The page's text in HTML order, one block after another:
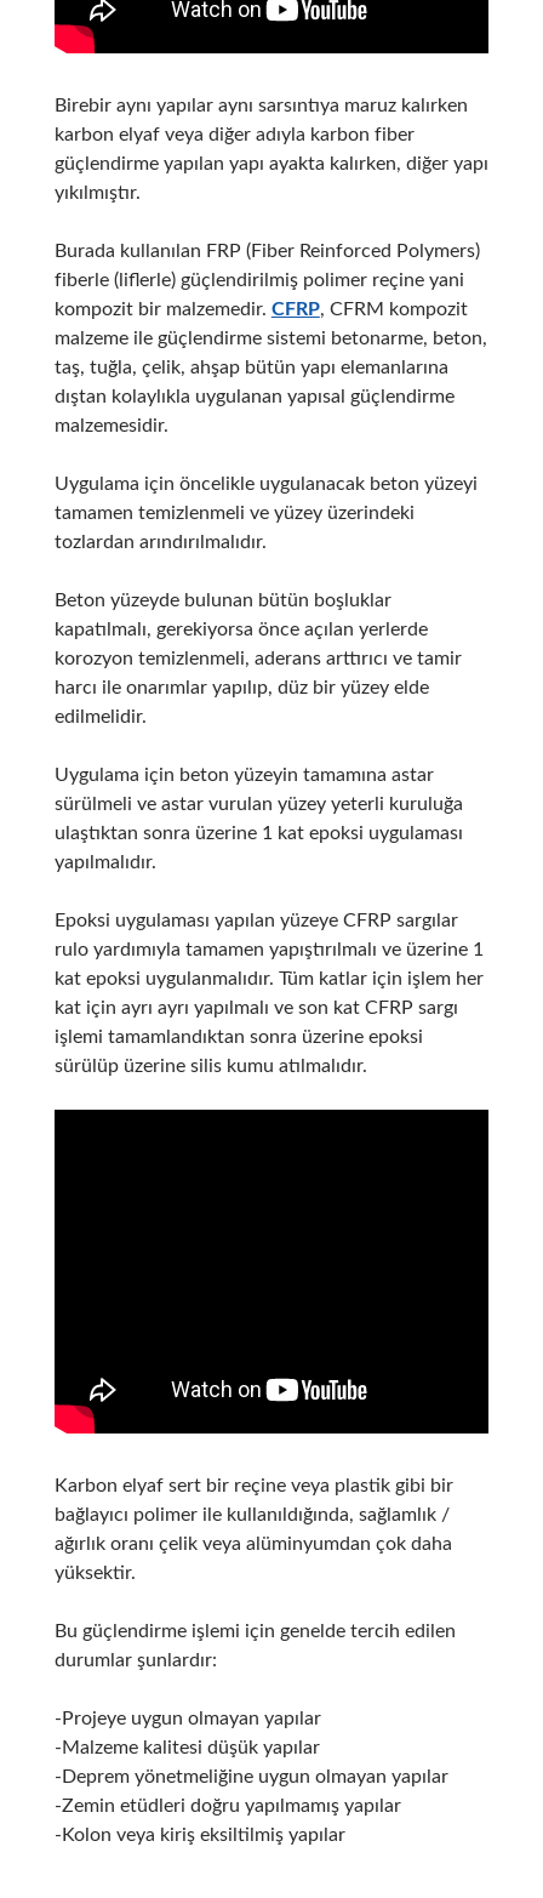
Birebir aynı yapılar aynı sarsıntıya maruz kalırken
karbon elyaf veya diğer adıyla karbon fiber
güçlendirme yapılan yapı ayakta kalırken, diğer yapı
yıkılmıştır.
Burada kullanılan FRP (Fiber Reinforced Polymers)
fiberle (liflerle) güçlendirilmiş polimer reçine yani
kompozit bir malzemedir. CFRP, CFRM kompozit
malzeme ile güçlendirme sistemi betonarme, beton,
taş, tuğla, çelik, ahşap bütün yapı elemanlarına
dıştan kolaylıkla uygulanan yapısal güçlendirme
malzemesidir.
Uygulama için öncelikle uygulanacak beton yüzeyi
tamamen temizlenmeli ve yüzey üzerindeki
tozlardan arındırılmalıdır.
Beton yüzeyde bulunan bütün boşluklar
kapatılmalı, gerekiyorsa önce açılan yerlerde
korozyon temizlenmeli, aderans arttırıcı ve tamir
harcı ile onarımlar yapılıp, düz bir yüzey elde
edilmelidir.
Uygulama için beton yüzeyin tamamına astar
sürülmeli ve astar vurulan yüzey yeterli kuruluğa
ulaştıktan sonra üzerine 1 kat epoksi uygulaması
yapılmalıdır.
Epoksi uygulaması yapılan yüzeye CFRP sargılar
rulo yardımıyla tamamen yapıştırılmalı ve üzerine 1
kat epoksi uygulanmalıdır. Tüm katlar için işlem her
kat için ayrı ayrı yapılmalı ve son kat CFRP sargı
işlemi tamamlandıktan sonra üzerine epoksi
sürülüp üzerine silis kumu atılmalıdır.
Karbon elyaf sert bir reçine veya plastik gibi bir
bağlayıcı polimer ile kullanıldığında, sağlamlık /
ağırlık oranı çelik veya alüminyumdan çok daha
yüksektir.
Bu güçlendirme işlemi için genelde tercih edilen
durumlar şunlardır:
-Projeye uygun olmayan yapılar
-Malzeme kalitesi düşük yapılar
-Deprem yönetmeliğine uygun olmayan yapılar
-Zemin etüdleri doğru yapılmamış yapılar
-Kolon veya kiriş eksiltilmiş yapılar